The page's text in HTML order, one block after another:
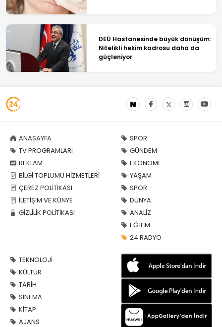
DEÜ Hastanesinde büyük dönüşüm:
Nitelikli hekim kadrosu daha da
güçleniyor
ANASAYFA
TV PROGRAMLARI
REKLAM
BİLGİ TOPLUMU HİZMETLERİ
ÇEREZ POLİTİKASI
İLETİŞİM VE KÜNYE
GİZLİLİK POLİTİKASI
SPOR
GÜNDEM
EKONOMİ
YAŞAM
SPOR
DÜNYA
ANALİZ
EĞİTİM
24 RADYO
TEKNOLOJİ
KÜLTÜR
TARİH
SİNEMA
KİTAP
AJANS